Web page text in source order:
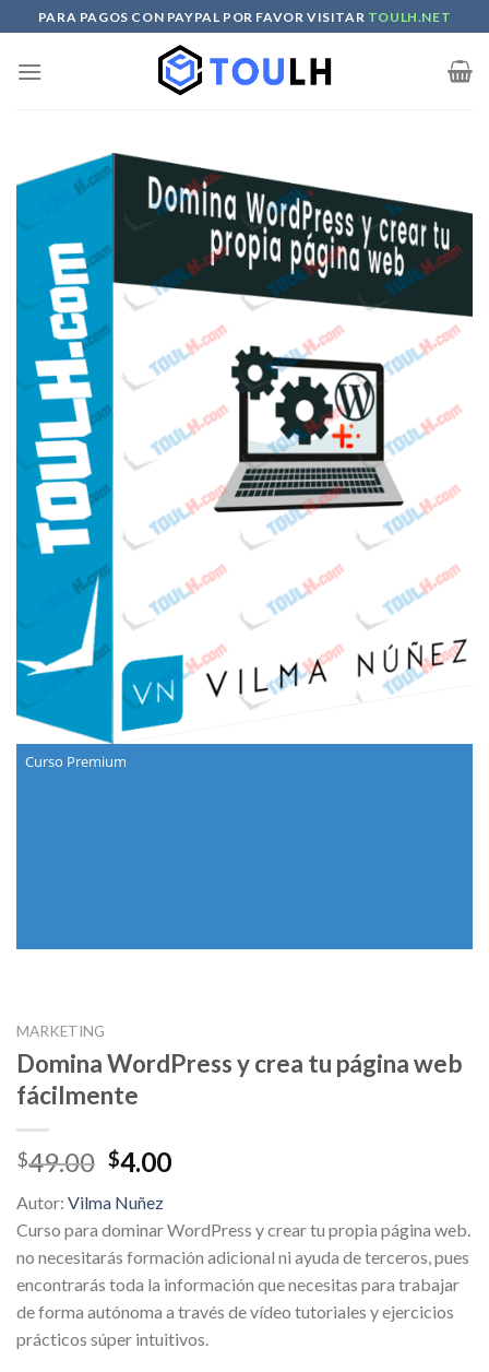
to
content
PARA PAGOS CON PAYPAL POR FAVOR VISITAR TOULH.NET
Curso Premium
MARKETING
Domina WordPress y crea tu página web
fácilmente
$49.00 Original
was:
$49.00.
$4.00Current
$4.00.
Autor: Vilma Nuñez
Curso para dominar WordPress y crear tu propia página web.
no necesitarás formación adicional ni ayuda de terceros, pues
encontrarás toda la información que necesitas para trabajar
de forma autónoma a través de vídeo tutoriales y ejercicios
prácticos súper intuitivos.